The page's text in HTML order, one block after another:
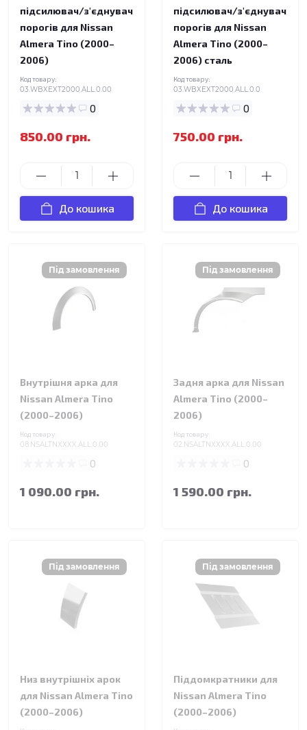
підсилювач/з'єднувач
порогів для Nissan
Almera Tino (2000–
2006)
Код товару:
03.WBXEXT2000.ALL.0.00
0
850.00 грн.
До кошика
підсилювач/з'єднувач
порогів для Nissan
Almera Tino (2000–
2006) сталь
Код товару:
03.WBXEXT2000.ALL.0.0
0
750.00 грн.
До кошика
Внутрішня арка для
Nissan Almera Tino
(2000–2006)
Код товару:
08.NSALTNXXXX.ALL.0.00
0
1 090.00 грн.
Задня арка для Nissan
Almera Tino (2000–
2006)
Код товару:
02.NSALTNXXXX.ALL.0.00
0
1 590.00 грн.
Низ внутрішніх арок
для Nissan Almera Tino
(2000–2006)
Піддомкратники для
Nissan Almera Tino
(2000–2006)